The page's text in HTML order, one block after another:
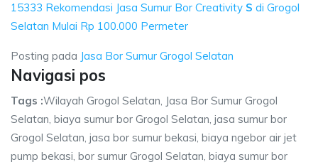
15333 Rekomendasi Jasa Sumur Bor Creativity S di Grogol
Selatan Mulai Rp 100.000 Permeter
Posting pada Jasa Bor Sumur Grogol Selatan
Navigasi pos
Tags :Wilayah Grogol Selatan, Jasa Bor Sumur Grogol
Selatan, biaya sumur bor Grogol Selatan, jasa sumur bor
Grogol Selatan, jasa bor sumur bekasi, biaya ngebor air jet
pump bekasi, bor sumur Grogol Selatan, biaya sumur bor